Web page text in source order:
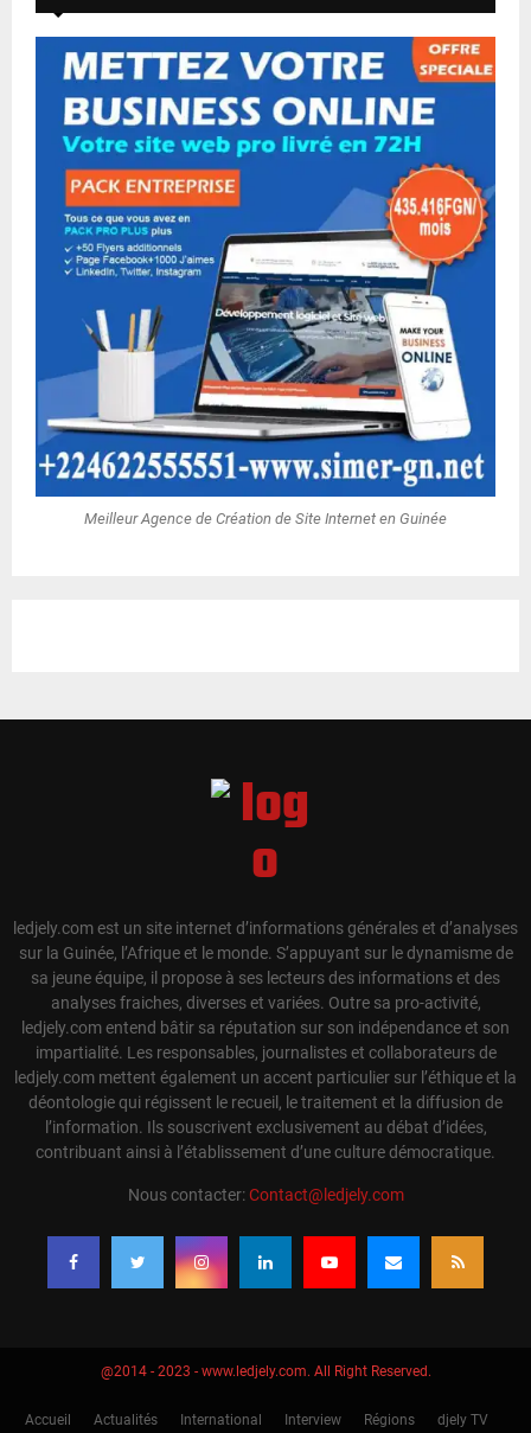
Meilleur Agence de Création de Site Internet en Guinée
ledjely.com est un site internet d’informations générales et d’analyses
sur la Guinée, l’Afrique et le monde. S’appuyant sur le dynamisme de
sa jeune équipe, il propose à ses lecteurs des informations et des
analyses fraiches, diverses et variées. Outre sa pro-activité,
ledjely.com entend bâtir sa réputation sur son indépendance et son
impartialité. Les responsables, journalistes et collaborateurs de
ledjely.com mettent également un accent particulier sur l’éthique et la
déontologie qui régissent le recueil, le traitement et la diffusion de
l’information. Ils souscrivent exclusivement au débat d’idées,
contribuant ainsi à l’établissement d’une culture démocratique.
Nous contacter:Contact@ledjely.com
@2014 - 2023 - www.ledjely.com. All Right Reserved.
Accueil Actualités International Interview Régions djely TV